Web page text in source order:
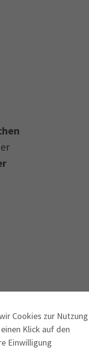
Cookies zur Nutzung
Klick auf den
Einwilligung